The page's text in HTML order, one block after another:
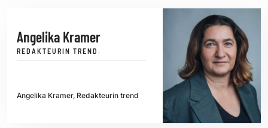
Angelika Kramer
REDAKTEURIN TREND.
Angelika Kramer, Redakteurin trend